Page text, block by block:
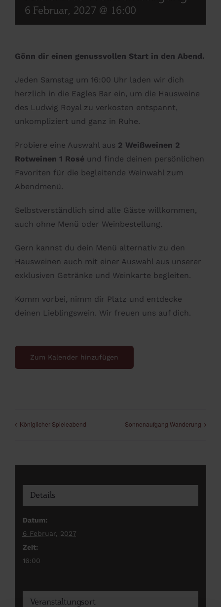
6 Februar, 2027 @ 16:00
Gönn dir einen genussvollen Start in den Abend.
Jeden Samstag um 16:00 Uhr laden wir dich
herzlich in die Eagles Bar ein, um die Hausweine
des Ludwig Royal zu verkosten entspannt,
unkompliziert und ganz in Ruhe.
Probiere eine Auswahl aus 2 Weißweinen 2
Rotweinen 1 Rosé und finde deinen persönlichen
Favoriten für die begleitende Weinwahl zum
Abendmenü.
Selbstverständlich sind alle Gäste willkommen,
auch ohne Menü oder Weinbestellung.
Gern kannst du dein Menü alternativ zu den
Hausweinen auch mit einer Auswahl aus unserer
exklusiven Getränke und Weinkarte begleiten.
Komm vorbei, nimm dir Platz und entdecke
deinen Lieblingswein. Wir freuen uns auf dich.
Zum Kalender hinzufügen
Königlicher Spieleabend Sonnenaufgang Wanderung
Details
Datum:
6 Februar, 2027
Zeit:
16:00
Veranstaltungsort